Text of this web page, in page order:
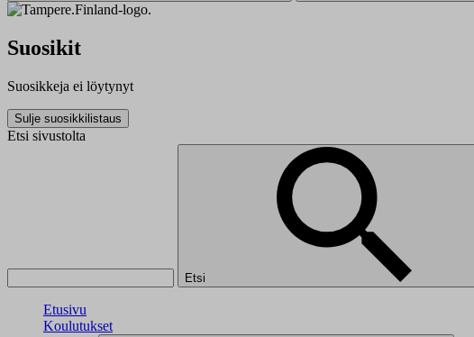
Suosikit
Suosikkeja ei löytynyt
Sulje suosikkilistaus
Etsi sivustolta
Etsi
Etusivu
Koulutukset